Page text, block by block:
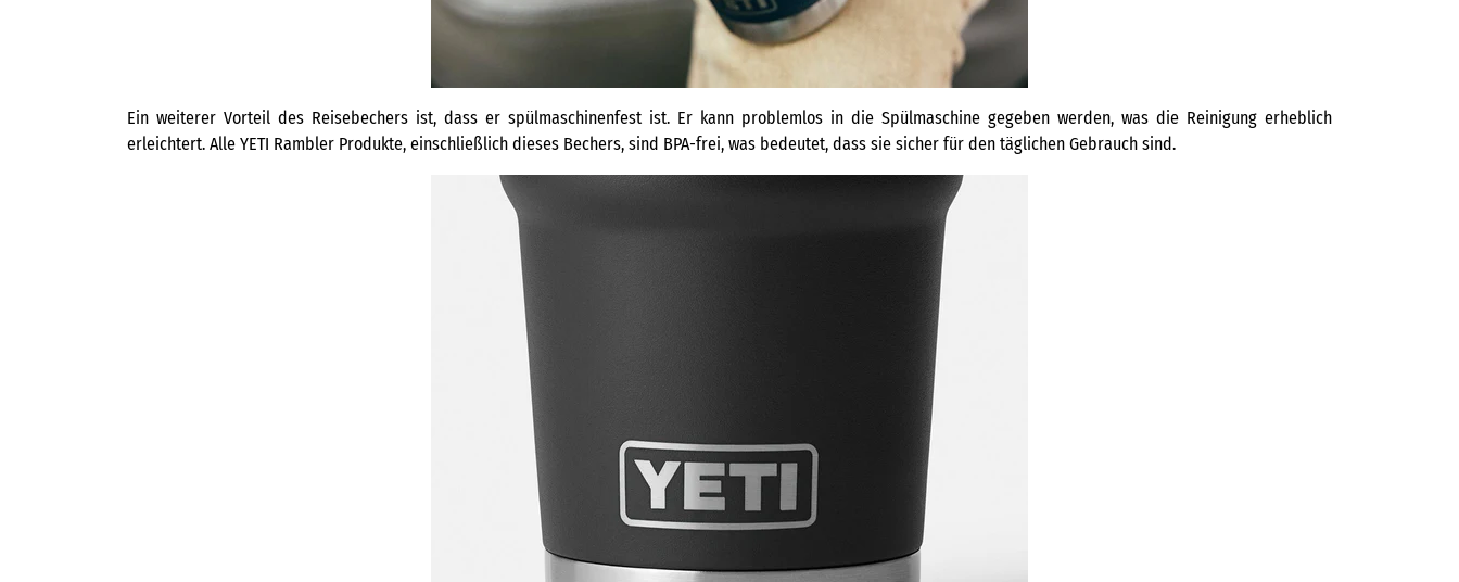
Ein weiterer Vorteil des Reisebechers ist, dass er spülmaschinenfest ist. Er kann problemlos in die Spülmaschine gegeben werden, was die Reinigung erheblich
erleichtert. Alle YETI Rambler Produkte, einschließlich dieses Bechers, sind BPA-frei, was bedeutet, dass sie sicher für den täglichen Gebrauch sind.